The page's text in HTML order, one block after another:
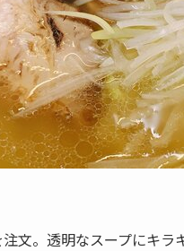
文。透明なスープにキ